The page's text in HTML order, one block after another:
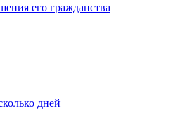
его гражданства
дней